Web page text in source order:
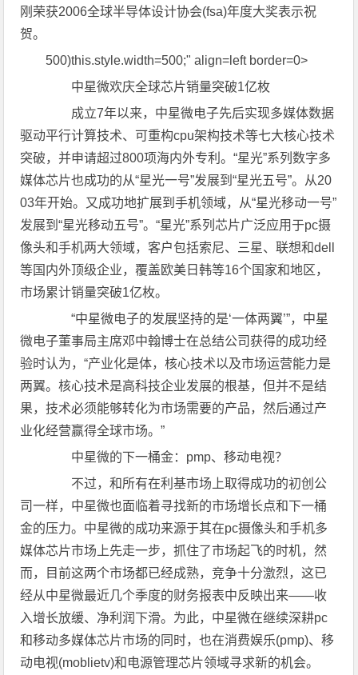
刚荣获2006全球半导体设计协会(fsa)年度大奖表示祝
贺。
500)this.style.width=500;" align=left border=0>
中星微欢庆全球芯片销量突破1亿枚
成立7年以来，中星微电子先后实现多媒体数据
驱动平行计算技术、可重构cpu架构技术等七大核心技术
突破，并申请超过800项海内外专利。“星光”系列数字多
媒体芯片也成功的从“星光一号”发展到“星光五号”。从20
03年开始。又成功地扩展到手机领域，从“星光移动一号”
发展到“星光移动五号”。“星光”系列芯片广泛应用于pc摄
像头和手机两大领域，客户包括索尼、三星、联想和dell
等国内外顶级企业，覆盖欧美日韩等16个国家和地区，
市场累计销量突破1亿枚。
“中星微电子的发展坚持的是‘一体两翼’”，中星
微电子董事局主席邓中翰博士在总结公司获得的成功经
验时认为，“产业化是体，核心技术以及市场运营能力是
两翼。核心技术是高科技企业发展的根基，但并不是结
果，技术必须能够转化为市场需要的产品，然后通过产
业化经营赢得全球市场。”
中星微的下一桶金：pmp、移动电视？
不过，和所有在利基市场上取得成功的初创公
司一样，中星微也面临着寻找新的市场增长点和下一桶
金的压力。中星微的成功来源于其在pc摄像头和手机多
媒体芯片市场上先走一步，抓住了市场起飞的时机，然
而，目前这两个市场都已经成熟，竞争十分激烈，这已
经从中星微最近几个季度的财务报表中反映出来——收
入增长放缓、净利润下滑。为此，中星微在继续深耕pc
和移动多媒体芯片市场的同时，也在消费娱乐(pmp)、移
动电视(moblietv)和电源管理芯片领域寻求新的机会。